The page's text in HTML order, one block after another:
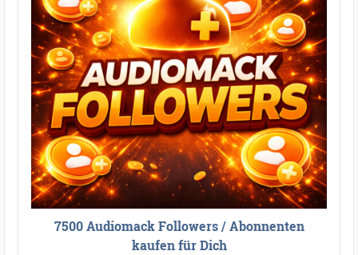
7500 Audiomack Followers / Abonnenten
kaufen für Dich